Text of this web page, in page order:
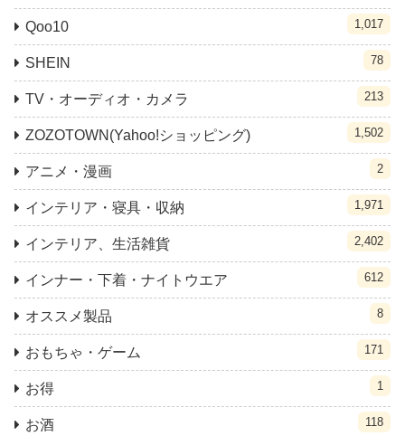
Qoo10 1,017
SHEIN 78
TV・オーディオ・カメラ 213
ZOZOTOWN(Yahoo!ショッピング) 1,502
アニメ・漫画 2
インテリア・寝具・収納 1,971
インテリア、生活雑貨 2,402
インナー・下着・ナイトウエア 612
オススメ製品 8
おもちゃ・ゲーム 171
お得 1
お酒 118